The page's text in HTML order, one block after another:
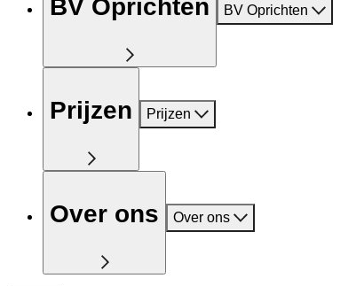
BV Oprichten BV Oprichten
Prijzen Prijzen
Over ons Over ons